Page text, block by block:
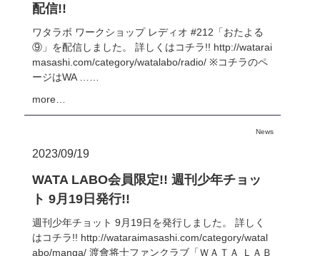
配信!!
ワタラボ ワークショップ レディオ #212「おたよる
⑨」を配信しました。 詳しくはコチラ!! http://watarai
masashi.com/category/watalabo/radio/ ※コチラのペ
ージはWA ……
more…
News
2023/09/19
WATA LABO会員限定!! 週刊少年チョッ
ト 9月19日発行!!
週刊少年チョット 9月19日を発行しました。 詳しく
はコチラ!! http://wataraimasashi.com/category/watal
abo/manga/ 渡會将士ファンクラブ「ＷＡＴＡ ＬＡＢ